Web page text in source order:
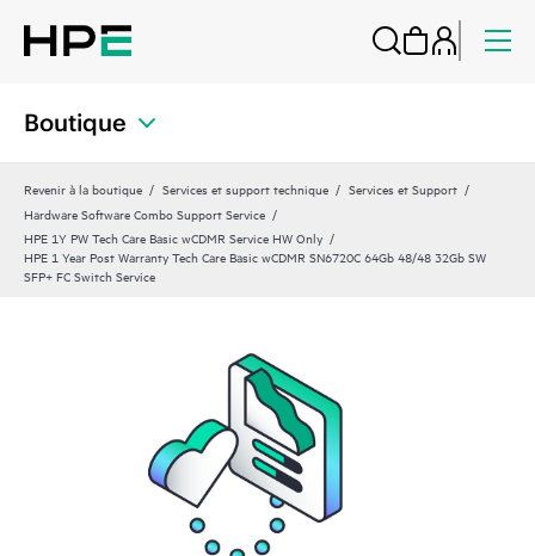
Boutique
Revenir à la boutique Services et support technique
Services et Support
Hardware Software Combo Support Service
HPE 1Y PW Tech Care Basic wCDMR Service HW Only
HPE 1 Year Post Warranty Tech Care Basic wCDMR SN6720C 64Gb 48/48 32Gb SW
SFP+ FC Switch Service